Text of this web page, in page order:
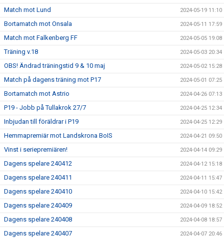
Match mot Lund 2024-05-19 11:10
Bortamatch mot Onsala 2024-05-11 17:59
Match mot Falkenberg FF 2024-05-05 19:08
Träning v.18 2024-05-03 20:34
OBS! Ändrad träningstid 9 & 10 maj 2024-05-02 15:28
Match på dagens träning mot P17 2024-05-01 07:25
Bortamatch mot Astrio 2024-04-26 07:13
P19 - Jobb på Tullakrok 27/7 2024-04-25 12:34
Inbjudan till föräldrar i P19 2024-04-25 12:29
Hemmapremiär mot Landskrona BoIS 2024-04-21 09:50
Vinst i seriepremiären! 2024-04-14 09:29
Dagens spelare 240412 2024-04-12 15:18
Dagens spelare 240411 2024-04-11 15:47
Dagens spelare 240410 2024-04-10 15:42
Dagens spelare 240409 2024-04-09 18:52
Dagens spelare 240408 2024-04-08 18:57
Dagens spelare 240407 2024-04-07 20:46